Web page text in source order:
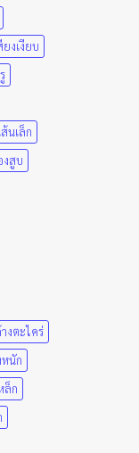
งเงียบ
นเล็ก
งสูบ
งตะไคร่
หนัก
ล็ก